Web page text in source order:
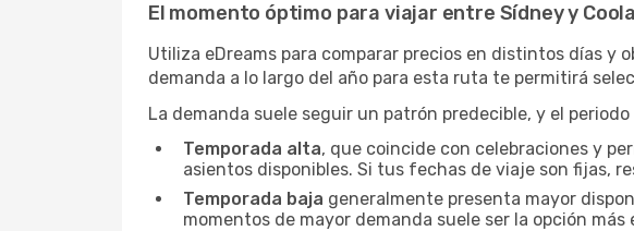
El momento óptimo para viajar entre Sídney y
Utiliza eDreams para comparar precios en distintos días y
demanda a lo largo del año para esta ruta te permitirá
La demanda suele seguir un patrón predecible, y el
Temporada alta, que coincide con celebraciones y
asientos disponibles. Si tus fechas de viaje son fijas,
Temporada baja generalmente presenta mayor
momentos de mayor demanda suele ser la opción más